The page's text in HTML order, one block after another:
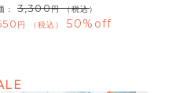
： 3,300 （税込）
税込 50%off